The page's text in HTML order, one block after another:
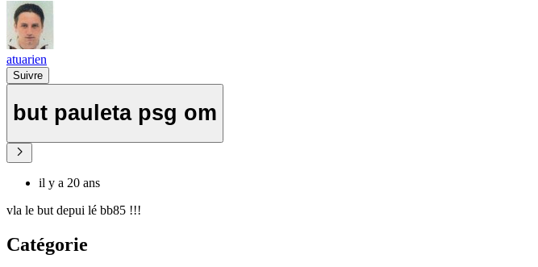
atuarien
Suivre
but pauleta psg om
il y a 20 ans
vla le but depui lé bb85 !!!
Catégorie